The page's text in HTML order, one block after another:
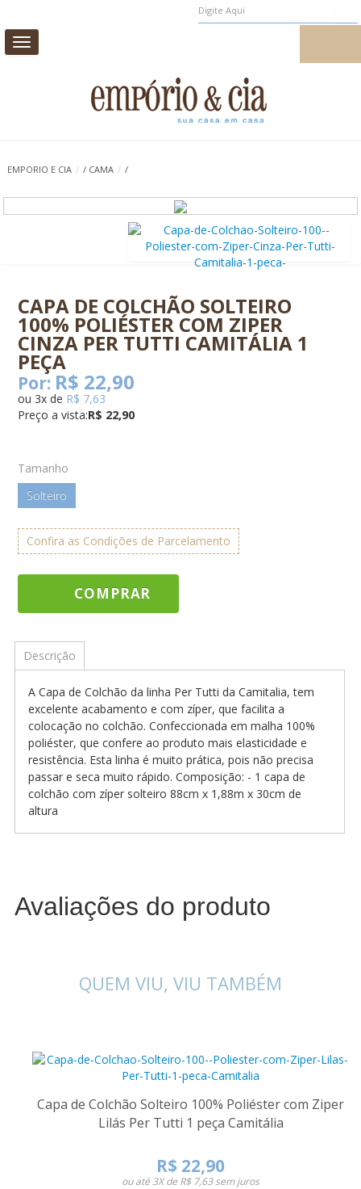
Toggle
navigation
CASA E DECORAÇÃO
AROMAS DE AMBIENTE
EMPORIO E CIA / / CAMA / /
CAPA DE COLCHÃO SOLTEIRO
100% POLIÉSTER COM ZIPER
CINZA PER TUTTI CAMITÁLIA 1
PEÇA
Por: R$ 22,90
ou 3x de R$ 7,63
Preço a vista:R$ 22,90
Tamanho
Solteiro
Confira as Condições de Parcelamento
COMPRAR
Descrição
A Capa de Colchão da linha Per Tutti da Camitalia, tem
excelente acabamento e com zíper, que facilita a
colocação no colchão. Confeccionada em malha 100%
poliéster, que confere ao produto mais elasticidade e
resistência. Esta linha é muito prática, pois não precisa
passar e seca muito rápido. Composição: - 1 capa de
colchão com zíper solteiro 88cm x 1,88m x 30cm de
altura
Avaliações do produto
QUEM VIU, VIU TAMBÉM
Capa de Colchão Solteiro 100% Poliéster com Ziper
Lilás Per Tutti 1 peça Camitália
R$ 22,90
ou até 3X de R$ 7,63sem juros